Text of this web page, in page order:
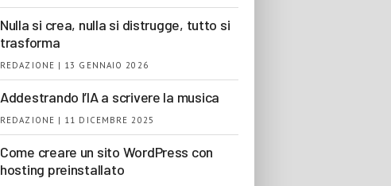
Nulla si crea, nulla si distrugge, tutto si
trasforma
REDAZIONE | 13 GENNAIO 2026
Addestrando l’IA a scrivere la musica
REDAZIONE | 11 DICEMBRE 2025
Come creare un sito WordPress con
hosting preinstallato